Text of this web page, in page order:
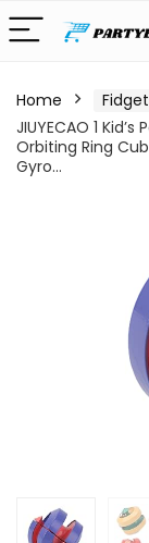
Home
JIUYECAO 1
Orbiting Ring
Gyro…